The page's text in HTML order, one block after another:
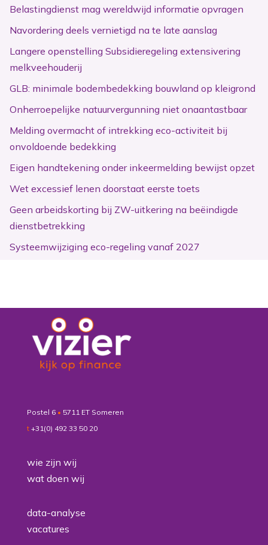
Belastingdienst mag wereldwijd informatie opvragen
Navordering deels vernietigd na te late aanslag
Langere openstelling Subsidieregeling extensivering
melkveehouderij
GLB: minimale bodembedekking bouwland op kleigrond
Onherroepelijke natuurvergunning niet onaantastbaar
Melding overmacht of intrekking eco-activiteit bij
onvoldoende bedekking
Eigen handtekening onder inkeermelding bewijst opzet
Wet excessief lenen doorstaat eerste toets
Geen arbeidskorting bij ZW-uitkering na beëindigde
dienstbetrekking
Systeemwijziging eco-regeling vanaf 2027
Postel 6 • 5711 ET Someren
t +31(0) 492 33 50 20
wie zijn wij
wat doen wij
data-analyse
vacatures